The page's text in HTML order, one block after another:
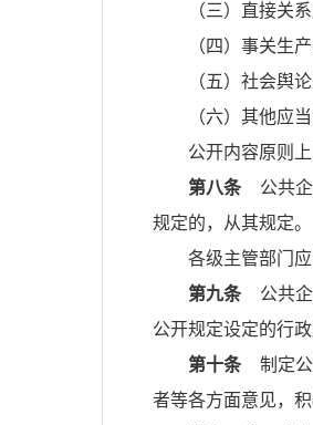
（三）直接关
（四）事关生
（五）社会舆
（六）其他应
公开内容原则
第八条公共企
规定的，从其规定。
各级主管部门
第九条公共企
公开规定设定的行
第十条制定公
者等各方面意见，积